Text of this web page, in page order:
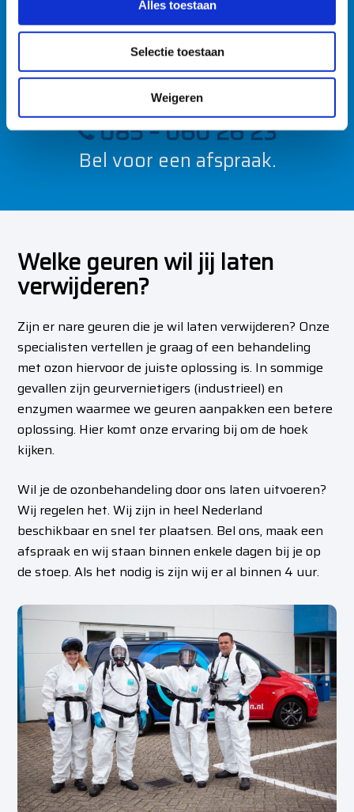
e
Alles toestaan
Selectie toestaan
Weigeren
Direct een scherp voorstel?
Hoe lastig het ook is, we
voeren het uit.
085 – 060 26 23
Bel voor een afspraak.
Welke geuren wil jij laten
verwijderen?
Zijn er nare geuren die je wil laten verwijderen? Onze
specialisten vertellen je graag of een behandeling
met ozon hiervoor de juiste oplossing is. In sommige
gevallen zijn geurvernietigers (industrieel) en
enzymen waarmee we geuren aanpakken een betere
oplossing. Hier komt onze ervaring bij om de hoek
kijken.
Wil je de ozonbehandeling door ons laten uitvoeren?
Wij regelen het. Wij zijn in heel Nederland
beschikbaar en snel ter plaatsen. Bel ons, maak een
afspraak en wij staan binnen enkele dagen bij je op
de stoep. Als het nodig is zijn wij er al binnen 4 uur.